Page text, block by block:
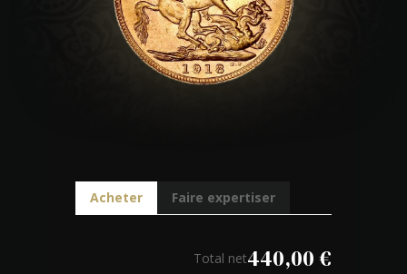
Acheter Faire expertiser
Total net440,00€